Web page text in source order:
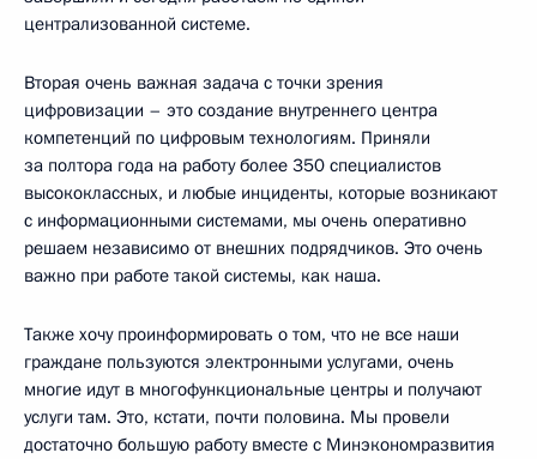
централизованной системе.
Вторая очень важная задача с точки зрения
цифровизации – это создание внутреннего центра
компетенций по цифровым технологиям. Приняли
за полтора года на работу более 350 специалистов
высококлассных, и любые инциденты, которые возникают
с информационными системами, мы очень оперативно
решаем независимо от внешних подрядчиков. Это очень
важно при работе такой системы, как наша.
Также хочу проинформировать о том, что не все наши
граждане пользуются электронными услугами, очень
многие идут в многофункциональные центры и получают
услуги там. Это, кстати, почти половина. Мы провели
достаточно большую работу вместе с Минэкономразвития